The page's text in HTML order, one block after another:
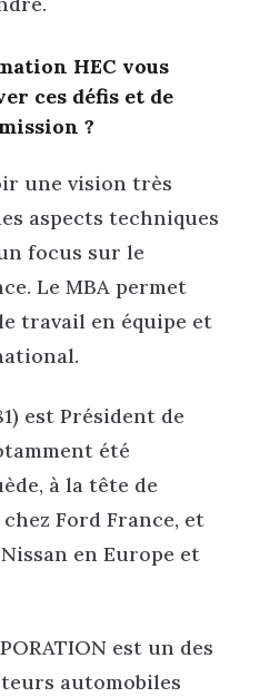
HEC vous
ces défis et de
?
une vision très
aspects techniques
focus sur le
Le MBA permet
travail en équipe et
est Président de
été
à la tête de
Ford France, et
en Europe et
est un des
automobiles